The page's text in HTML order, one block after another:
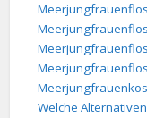
Welche